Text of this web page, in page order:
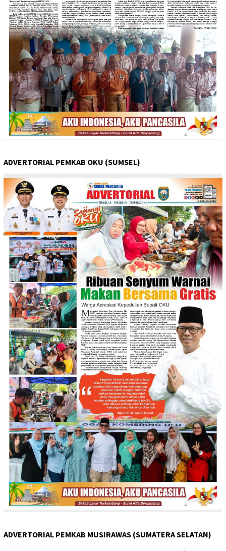
ADVERTORIAL PEMKAB OKU (SUMSEL)
ADVERTORIAL PEMKAB MUSIRAWAS (SUMATERA SELATAN)